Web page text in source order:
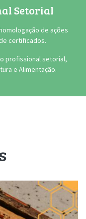
Setorial
de ações
certificados.
profissional setorial,
e Alimentação.